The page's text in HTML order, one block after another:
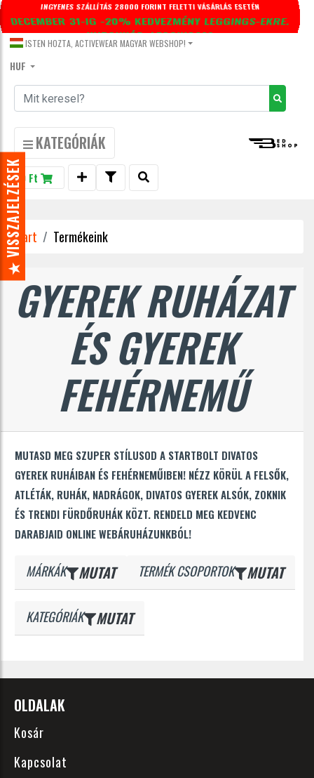
DECEMBER 31-IG -20% KEDVEZMÉNY LEGGINGS-EKRE.
KUPONKÓD: LEGGINGS20
ISTEN HOZTA, ACTIVEWEAR MAGYAR WEBSHOP!
HUF
KATEGÓRIÁK
0 Ft
Start Termékeink
GYEREK RUHÁZAT
ÉS GYEREK
FEHÉRNEMŰ
MUTASD MEG SZUPER STÍLUSOD A STARTBOLT DIVATOS
GYEREK RUHÁIBAN ÉS FEHÉRNEMŰIBEN! NÉZZ KÖRÜL A FELSŐK,
ATLÉTÁK, RUHÁK, NADRÁGOK, DIVATOS GYEREK ALSÓK, ZOKNIK
ÉS TRENDI FÜRDŐRUHÁK KÖZT. RENDELD MEG KEDVENC
DARABJAID ONLINE WEBÁRUHÁZUNKBÓL!
MÁRKÁK MUTAT TERMÉK CSOPORTOK MUTAT
KATEGÓRIÁK MUTAT
OLDALAK
Kosár
Kapcsolat
★ VISSZAJELZÉSEK